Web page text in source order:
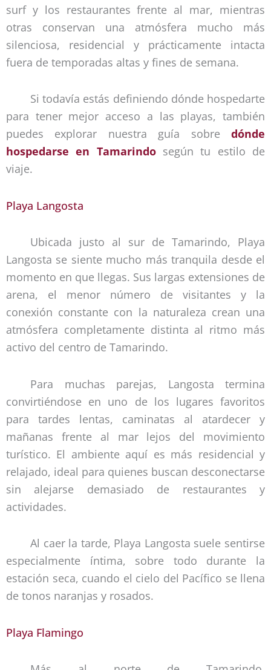
surf y los restaurantes frente al mar, mientras
otras conservan una atmósfera mucho más
silenciosa, residencial y prácticamente intacta
fuera de temporadas altas y fines de semana.
Si todavía estás definiendo dónde hospedarte
para tener mejor acceso a las playas, también
puedes explorar nuestra guía sobre dónde
hospedarse en Tamarindosegún tu estilo de
viaje.
Playa Langosta
Ubicada justo al sur de Tamarindo, Playa
Langosta se siente mucho más tranquila desde el
momento en que llegas. Sus largas extensiones de
arena, el menor número de visitantes y la
conexión constante con la naturaleza crean una
atmósfera completamente distinta al ritmo más
activo del centro de Tamarindo.
Para muchas parejas, Langosta termina
convirtiéndose en uno de los lugares favoritos
para tardes lentas, caminatas al atardecer y
mañanas frente al mar lejos del movimiento
turístico. El ambiente aquí es más residencial y
relajado, ideal para quienes buscan desconectarse
sin alejarse demasiado de restaurantes y
actividades.
Al caer la tarde, Playa Langosta suele sentirse
especialmente íntima, sobre todo durante la
estación seca, cuando el cielo del Pacífico se llena
de tonos naranjas y rosados.
Playa Flamingo